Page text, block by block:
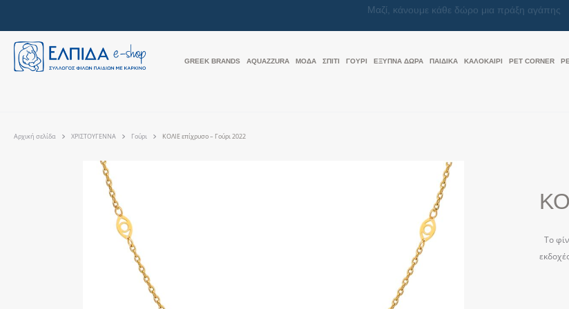
Μαζί, κάνουμε κάθε δώρο μια πράξη αγάπης
GREEK BRANDS AQUAZZURA ΜΟΔΑ ΣΠΙΤΙ ΓΟΥΡΙ ΕΞΥΠΝΑ ΔΩΡΑ ΠΑΙΔΙΚΑ ΚΑΛΟΚΑΊΡΙ PET CORNER
Αρχική σελίδα ΧΡΙΣΤΟΥΓΕΝΝΑ Γούρι ΚΟΛΙΕ επίχρυσο – Γούρι 2022
Το